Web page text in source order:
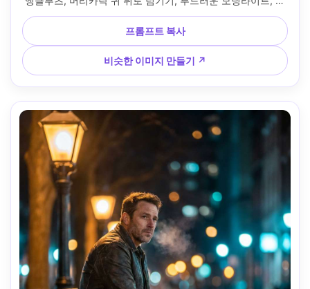
논 EOS R5, 85mm f/1.2, 얕은 깊이, 책을 전경으로 한 구도,
평화롭고 지적인 분위기, 사실적인 피부 결감, 자연스러운 그
림자, 고해상도, 선명한 초점, 부드러운 따뜻한 색상 등급 --ar
4:5
프롬프트 복사
비슷한 이미지 만들기 ↗